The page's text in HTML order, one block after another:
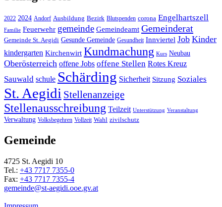
2022 2024 Andorf Ausbildung Bezirk Blutspenden corona Engelhartszell
Familie Feuerwehr gemeinde Gemeindeamt Gemeinderat
Gemeinde St. Aegidi Gesunde Gemeinde Gesundheit Innviertel Job Kinder
kindergarten Kirchenwirt Kundmachung Kurs Neubau
Oberösterreich offene Jobs offene Stellen Rotes Kreuz
Sauwald schule Schärding Sicherheit Sitzung Soziales
St. Aegidi Stellenanzeige
Stellenausschreibung Teilzeit Unterstützung Veranstaltung
Verwaltung Volksbegehren Vollzeit Wahl zivilschutz
Gemeinde
4725 St. Aegidi 10
Tel.: +43 7717 7355-0
Fax: +43 7717 7355-4
gemeinde@st-aegidi.ooe.gv.at